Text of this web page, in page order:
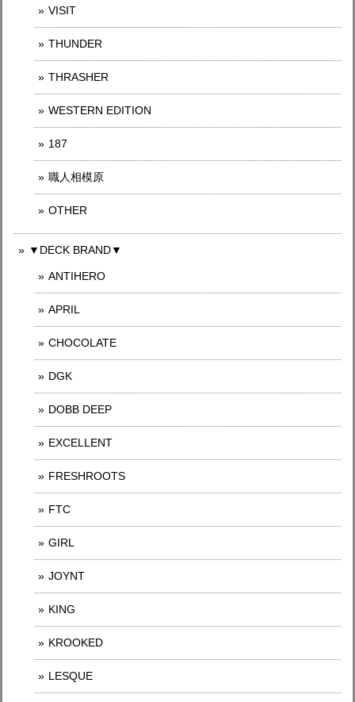
VISIT
THUNDER
THRASHER
WESTERN EDITION
187
職人相模原
OTHER
▼DECK BRAND▼
ANTIHERO
APRIL
CHOCOLATE
DGK
DOBB DEEP
EXCELLENT
FRESHROOTS
FTC
GIRL
JOYNT
KING
KROOKED
LESQUE